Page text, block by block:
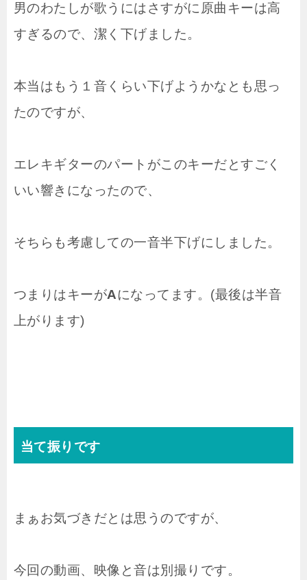
男のわたしが歌うにはさすがに原曲キーは高
すぎるので、潔く下げました。
本当はもう１音くらい下げようかなとも思っ
たのですが、
エレキギターのパートがこのキーだとすごく
いい響きになったので、
そちらも考慮しての一音半下げにしました。
つまりはキーがAになってます。(最後は半音
上がります)
当て振りです
まぁお気づきだとは思うのですが、
今回の動画、映像と音は別撮りです。